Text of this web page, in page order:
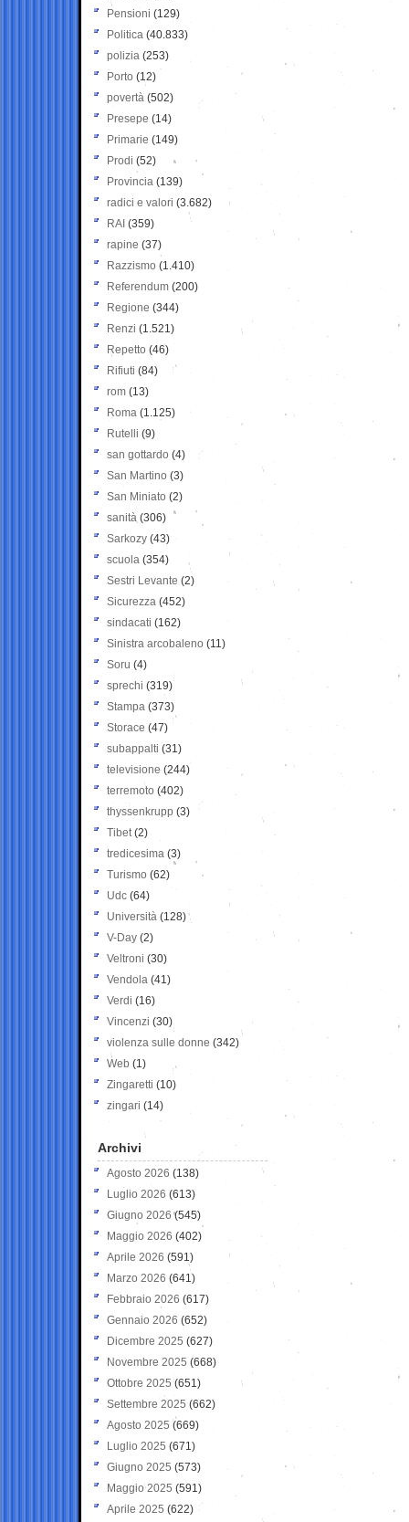
Pensioni (129)
Politica (40.833)
polizia (253)
Porto (12)
povertà (502)
Presepe (14)
Primarie (149)
Prodi (52)
Provincia (139)
radici e valori (3.682)
RAI (359)
rapine (37)
Razzismo (1.410)
Referendum (200)
Regione (344)
Renzi (1.521)
Repetto (46)
Rifiuti (84)
rom (13)
Roma (1.125)
Rutelli (9)
san gottardo (4)
San Martino (3)
San Miniato (2)
sanità (306)
Sarkozy (43)
scuola (354)
Sestri Levante (2)
Sicurezza (452)
sindacati (162)
Sinistra arcobaleno (11)
Soru (4)
sprechi (319)
Stampa (373)
Storace (47)
subappalti (31)
televisione(244)
terremoto (402)
thyssenkrupp (3)
Tibet(2)
tredicesima (3)
Turismo (62)
Udc (64)
Università (128)
V-Day (2)
Veltroni (30)
Vendola (41)
Verdi (16)
Vincenzi (30)
violenza sulle donne (342)
Web (1)
Zingaretti (10)
zingari (14)
Archivi
Agosto 2026 (138)
Luglio 2026 (613)
Giugno 2026 (545)
Maggio 2026 (402)
Aprile 2026 (591)
Marzo 2026 (641)
Febbraio 2026 (617)
Gennaio 2026 (652)
Dicembre 2025 (627)
Novembre 2025 (668)
Ottobre 2025 (651)
Settembre 2025 (662)
Agosto 2025 (669)
Luglio 2025 (671)
Giugno 2025 (573)
Maggio 2025 (591)
Aprile 2025 (622)